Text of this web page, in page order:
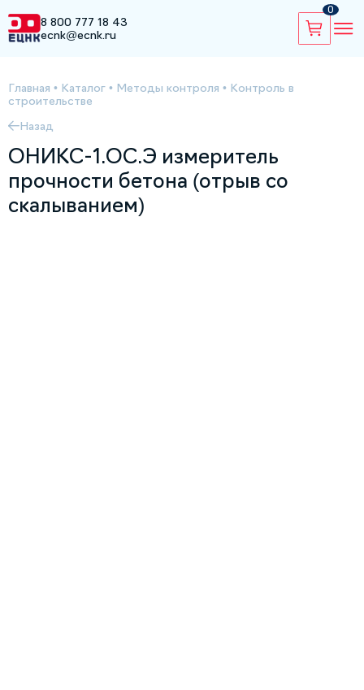
8 800 777 18 43
ecnk@ecnk.ru
0
Главная • Каталог • Методы контроля • Контроль в
строительстве
Назад
ОНИКС-1.ОС.Э измеритель
прочности бетона (отрыв со
скалыванием)